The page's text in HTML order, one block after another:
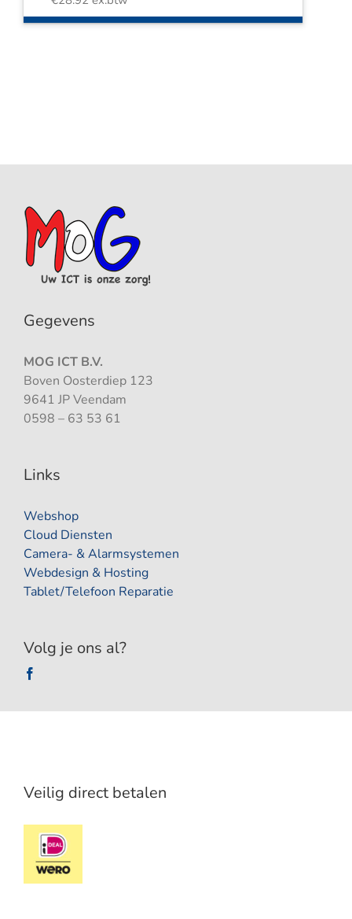
Gegevens
MOG ICT B.V.
Boven Oosterdiep 123
9641 JP Veendam
0598 – 63 53 61
Links
Webshop
Cloud Diensten
Camera- & Alarmsystemen
Webdesign & Hosting
Tablet/Telefoon Reparatie
Volg je ons al?
Veilig direct betalen